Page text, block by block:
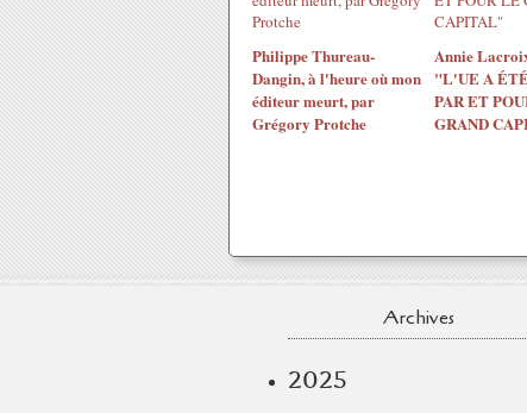
Philippe Thureau-
Dangin, à l'heure où mon
éditeur meurt, par
Grégory Protche
Annie
"L'UE A
PAR ET
GRAND
Archives
2025